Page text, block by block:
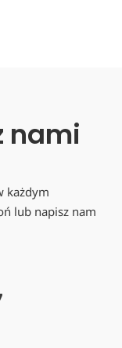
nami
każdym
lub napisz nam